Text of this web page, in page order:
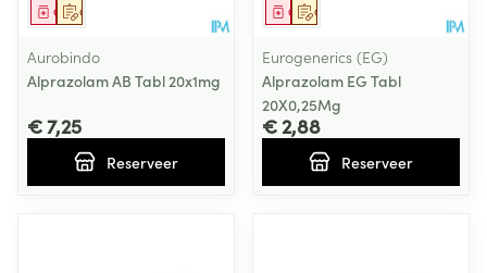
Op voorschrift
Geneesmiddel
Aurobindo
Alprazolam AB Tabl 20x1mg
€ 7,25
Reserveer
Op voorschrift
Geneesmiddel
Eurogenerics (EG)
Alprazolam EG Tabl
20X0,25Mg
€ 2,88
Reserveer